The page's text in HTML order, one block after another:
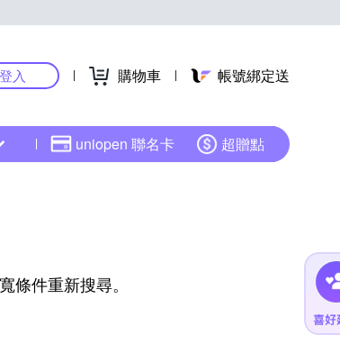
登入 購物車 帳號綁定送
uniopen 聯名卡 超贈點
件重新搜尋。